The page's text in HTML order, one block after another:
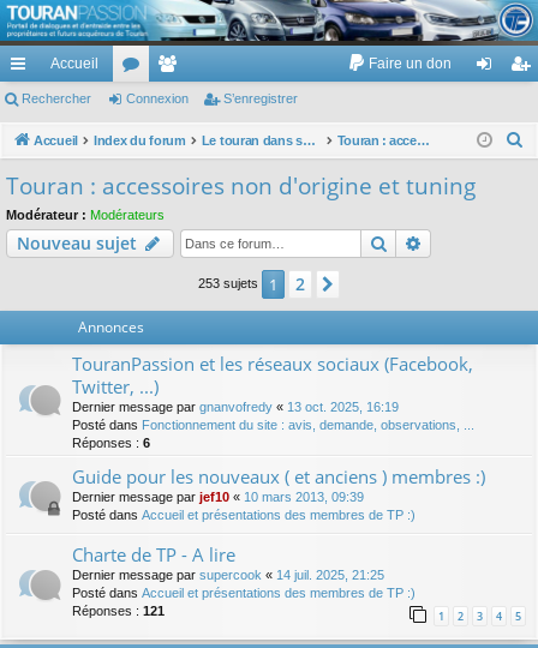
TouranPassion
Le forum des propriétaires ou futurs acquéreurs du Volkswagen Touran
cc
ès
pi
de
Accueil
or
u
e
m
Faire un don
ne nr
Rechercher Connexion S’enregistrer
Accueil Index du forum Le touran dans ses versions I (V1 V2 V3) et II ... Touran : accessoires non d'origine et tuning
Touran : accessoires non d'origine et tuning
Modérateur : Modérateurs
Nouveau sujet Rechercher
253 sujets 1 2
Annonces
TouranPassion et les réseaux sociaux (Facebook,
Twitter, ...)
Dernier message par gnanvofredy « 13 oct. 2025, 16:19
Posté dans Fonctionnement du site : avis, demande, observations, ...
Réponses : 6
Guide pour les nouveaux ( et anciens ) membres :)
Dernier message par jef10 « 10 mars 2013, 09:39
Posté dans Accueil et présentations des membres de TP :)
Charte de TP - A lire
Dernier message par supercook « 14 juil. 2025, 21:25
Posté dans Accueil et présentations des membres de TP :)
Réponses : 121 1 2 3 4 5